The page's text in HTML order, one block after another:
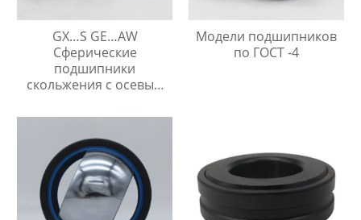
GX…S GE…AW
Сферические
подшипники
скольжения с осевым
Модели подшипников
по ГОСТ -4